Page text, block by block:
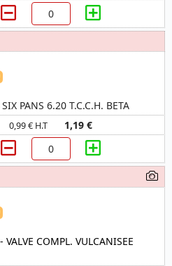
PANS 6.20 T.C.C.H. BETA
0,99 € H.T 1,19 €
COMPL. VULCANISEE